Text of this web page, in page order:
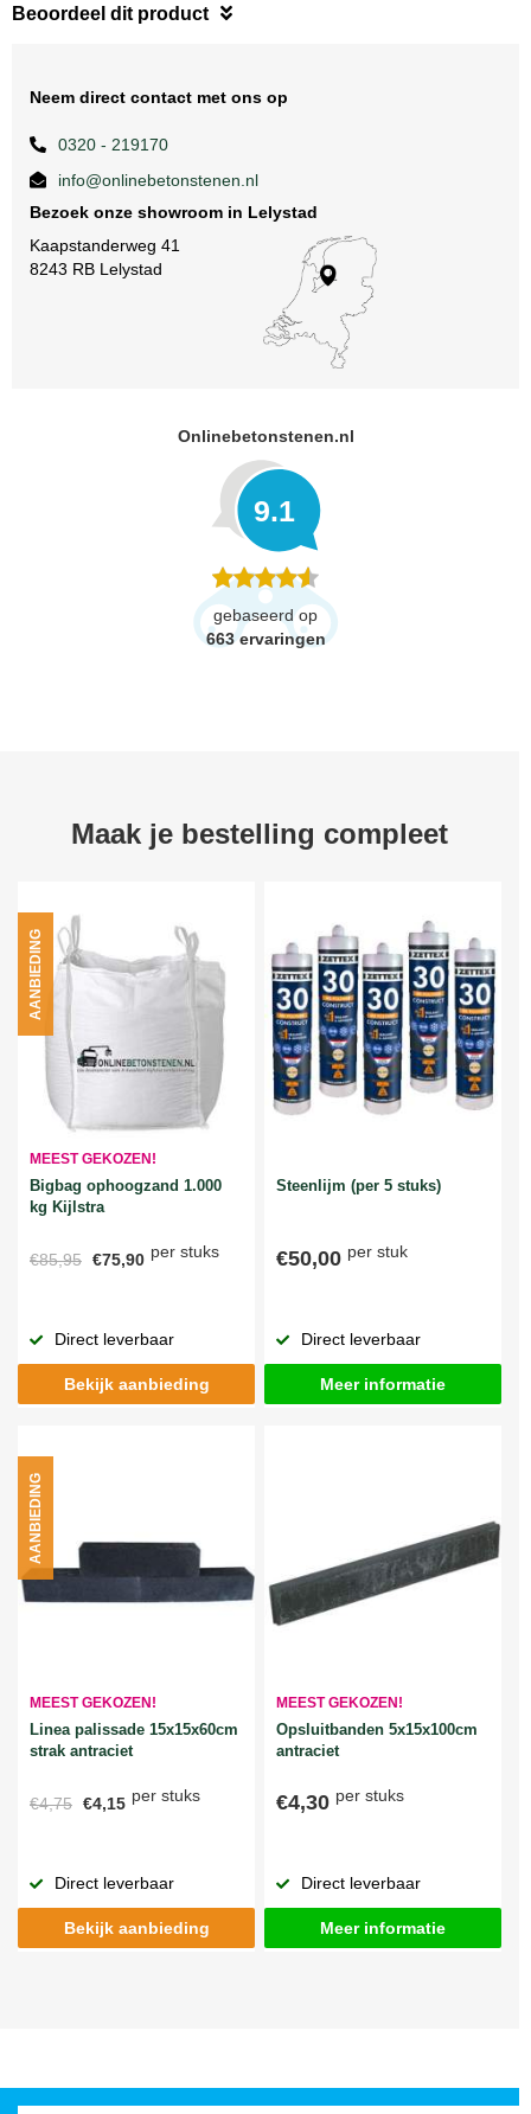
Beoordeel dit product
Neem direct contact met ons op
0320 - 219170
info@onlinebetonstenen.nl
Bezoek onze showroom in Lelystad
Kaapstanderweg 41
8243 RB Lelystad
Onlinebetonstenen.nl
9.1
gebaseerd op
663 ervaringen
Maak je bestelling compleet
MEEST GEKOZEN!
Bigbag ophoogzand 1.000
kg Kijlstra
€85,95 €75,90 per stuks
AANBIEDING
Direct leverbaar
Bekijk aanbieding
Steenlijm (per 5 stuks)
€50,00 per stuk
Direct leverbaar
Meer informatie
MEEST GEKOZEN!
Linea palissade 15x15x60cm
strak antraciet
€4,75 €4,15 per stuks
AANBIEDING
Direct leverbaar
Bekijk aanbieding
MEEST GEKOZEN!
Opsluitbanden 5x15x100cm
antraciet
€4,30 per stuks
Direct leverbaar
Meer informatie